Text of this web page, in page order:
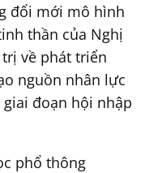
đổi mới mô hình
thần của Nghị
về phát triển
nguồn nhân lực
đoạn hội nhập
phổ thông